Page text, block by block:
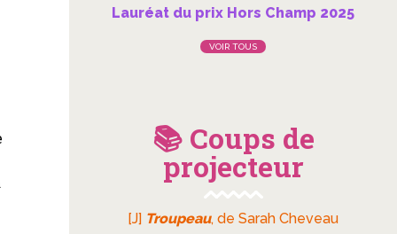
Lauréat du prix Hors Champ 2025
VOIR TOUS
📚 Coups de
projecteur
[J] Troupeau, de Sarah Cheveau